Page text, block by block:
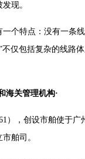
现。
个特点：没有一条
不仅包括复杂的线路
海关管理机构·
），创设市舶使于
舶司。